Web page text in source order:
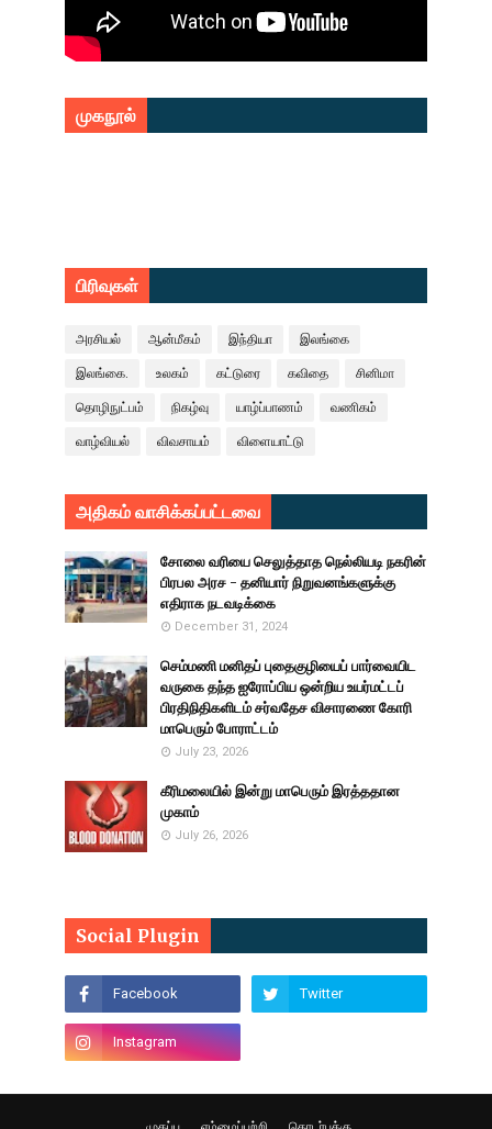
முகநூல்
பிரிவுகள்
அரசியல் ஆன்மீகம் இந்தியா இலங்கை
இலங்கை. உலகம் கட்டுரை கவிதை சினிமா
தொழிநுட்பம் நிகழ்வு யாழ்ப்பாணம் வணிகம்
வாழ்வியல் விவசாயம் விளையாட்டு
அதிகம் வாசிக்கப்பட்டவை
சோலை வரியை செலுத்தாத நெல்லியடி நகரின்
பிரபல அரச - தனியார் நிறுவனங்களுக்கு
எதிராக நடவடிக்கை
December 31, 2024
செம்மணி மனிதப் புதைகுழியைப் பார்வையிட
வருகை தந்த ஐரோப்பிய ஒன்றிய உயர்மட்டப்
பிரதிநிதிகளிடம் சர்வதேச விசாரணை கோரி
மாபெரும் போராட்டம்
July 23, 2026
கீரிமலையில் இன்று மாபெரும் இரத்ததான
முகாம்
July 26, 2026
Social Plugin